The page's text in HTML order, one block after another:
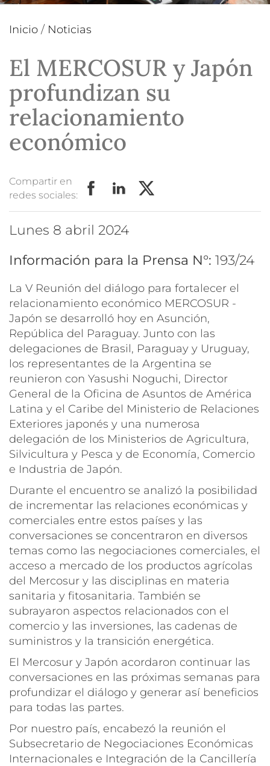
Inicio / Noticias
El MERCOSUR y Japón
profundizan su
relacionamiento
económico
Compartir en
redes sociales:
lunes 8 abril 2024
Información para la Prensa N°: 193/24
La V Reunión del diálogo para fortalecer el
relacionamiento económico MERCOSUR -
Japón se desarrolló hoy en Asunción,
República del Paraguay. Junto con las
delegaciones de Brasil, Paraguay y Uruguay,
los representantes de la Argentina se
reunieron con Yasushi Noguchi, Director
General de la Oficina de Asuntos de América
Latina y el Caribe del Ministerio de Relaciones
Exteriores japonés y una numerosa
delegación de los Ministerios de Agricultura,
Silvicultura y Pesca y de Economía, Comercio
e Industria de Japón.
Durante el encuentro se analizó la posibilidad
de incrementar las relaciones económicas y
comerciales entre estos países y las
conversaciones se concentraron en diversos
temas como las negociaciones comerciales, el
acceso a mercado de los productos agrícolas
del Mercosur y las disciplinas en materia
sanitaria y fitosanitaria. También se
subrayaron aspectos relacionados con el
comercio y las inversiones, las cadenas de
suministros y la transición energética.
El Mercosur y Japón acordaron continuar las
conversaciones en las próximas semanas para
profundizar el diálogo y generar así beneficios
para todas las partes.
Por nuestro país, encabezó la reunión el
Subsecretario de Negociaciones Económicas
Internacionales e Integración de la Cancillería